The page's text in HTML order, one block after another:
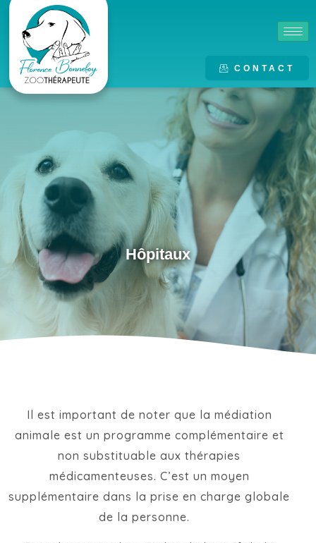
CONTACT
Hôpitaux
Il est important de noter que la médiation
animale est un programme complémentaire et
non substituable aux thérapies
médicamenteuses. C’est un moyen
supplémentaire dans la prise en charge globale
de la personne.